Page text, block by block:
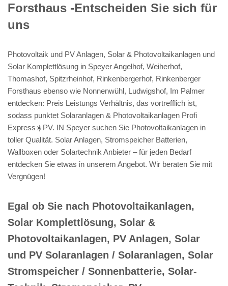
Forsthaus -Entscheiden Sie sich für
uns
Photovoltaik und PV Anlagen, Solar & Photovoltaikanlagen und
Solar Komplettlösung in Speyer Angelhof, Weiherhof,
Thomashof, Spitzrheinhof, Rinkenbergerhof, Rinkenberger
Forsthaus ebenso wie Nonnenwühl, Ludwigshof, Im Palmer
entdecken: Preis Leistungs Verhältnis, das vortrefflich ist,
sodass punktet Solaranlagen & Photovoltaikanlagen Profi
Express☀️PV️. IN Speyer suchen Sie Photovoltaikanlagen in
toller Qualität. Solar Anlagen, Stromspeicher Batterien,
Wallboxen oder Solartechnik Anbieter – für jeden Bedarf
entdecken Sie etwas in unserem Angebot. Wir beraten Sie mit
Vergnügen!
Egal ob Sie nach Photovoltaikanlagen,
Solar Komplettlösung, Solar &
Photovoltaikanlagen, PV Anlagen, Solar
und PV Solaranlagen / Solaranlagen, Solar
Stromspeicher / Sonnenbatterie, Solar-